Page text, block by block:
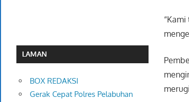
LAMAN
BOX REDAKSI
Gerak Cepat Polres Pelabuhan